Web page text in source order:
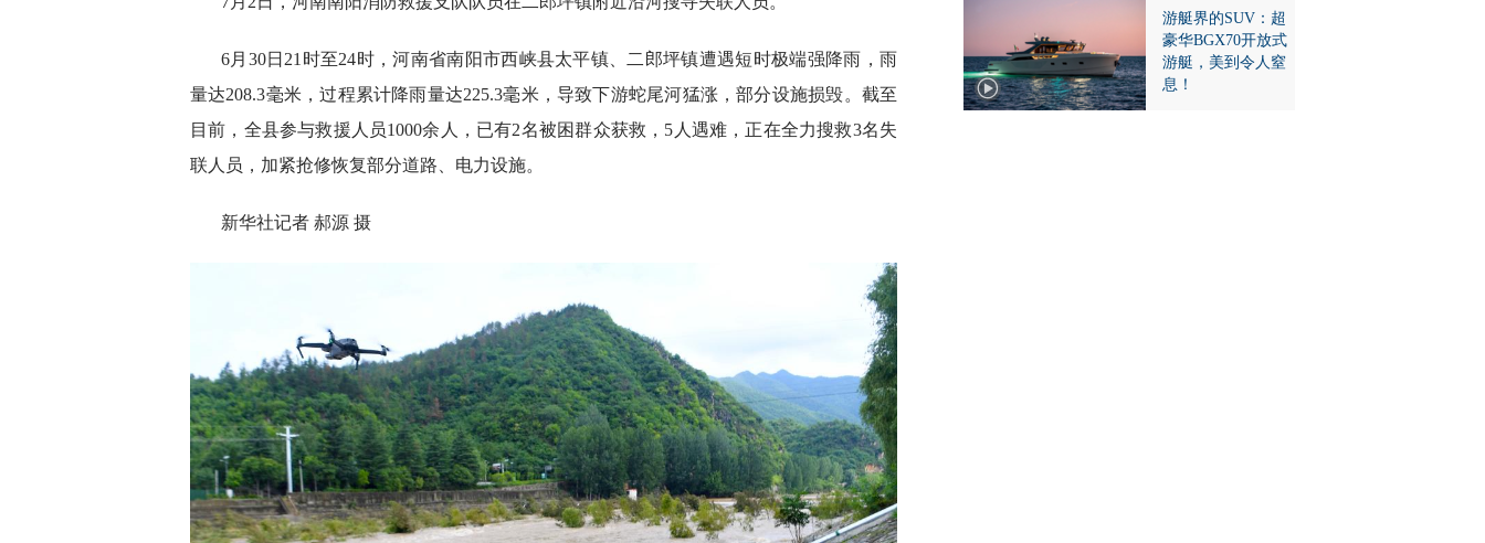
6月30日21时至24时，河南省南阳市西峡县太平镇、二郎坪镇遭遇短时极端强降雨，雨
量达208.3毫米，过程累计降雨量达225.3毫米，导致下游蛇尾河猛涨，部分设施损毁。截至
目前，全县参与救援人员1000余人，已有2名被困群众获救，5人遇难，正在全力搜救3名失
联人员，加紧抢修恢复部分道路、电力设施。
新华社记者 郝源 摄
游艇界的SUV：超
豪华BGX70开放式
游艇，美到令人窒
息！